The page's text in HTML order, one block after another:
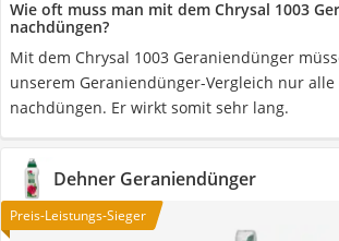
Wie oft muss man mit dem Chrysal 1003
nachdüngen?
Mit dem Chrysal 1003 Geraniendünger
unserem Geraniendünger-Vergleich nur
nachdüngen. Er wirkt somit sehr lang.
Dehner Geraniendünger
Preis-Leistungs-Sieger